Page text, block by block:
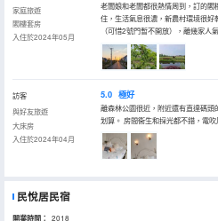
家庭旅遊
閣樓套房
入住於2024年05月
老闆娘和老闆都很熱情周到，訂的
住，生活氣息很濃，新農村環境很
（可惜2號門暫不開放），離幾家人
訪客
與好友旅遊
大床房
入住於2024年04月
5.0 極好
離森林公園很近，附近還有直達碼
划算。 房間衞生和採光都不錯，電吹
民悅居民宿
開業時間： 2018